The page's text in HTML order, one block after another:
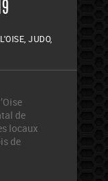
JUDO,
de
locaux
de